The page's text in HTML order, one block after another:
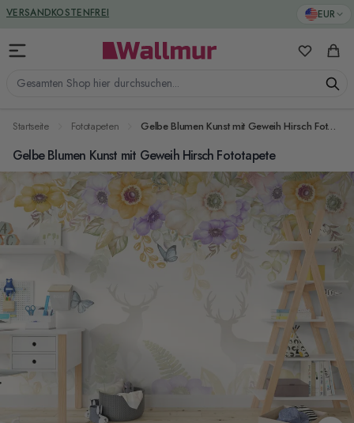
Zum Inhalt springen EUR
Gesamten Shop hier durchsuchen...
Meine
VERSANDKOSTENFREI
GREENGUARD ZERTIFIZIERT
Startseite Fototapeten Gelbe Blumen Kunst mit Geweih Hirsch Fototapete
Gelbe Blumen Kunst mit Geweih Hirsch Fototapete